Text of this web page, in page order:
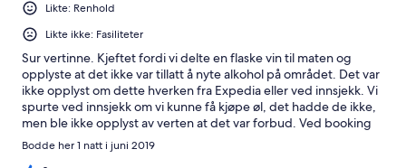
Likte: Renhold
Likte ikke: Fasiliteter
Sur vertinne. Kjeftet fordi vi delte en flaske vin til maten og
opplyste at det ikke var tillatt å nyte alkohol på området. Det var
ikke opplyst om dette hverken fra Expedia eller ved innsjekk. Vi
spurte ved innsjekk om vi kunne få kjøpe øl, det hadde de ikke,
men ble ikke opplyst av verten at det var forbud. Ved booking
på Expedia sto det frokost inkludert i pris, denne måtte vi betale
ekstra. Stedet ligger ute i huta heita uten mulighet til å kjøpe
Bodde her 1 natt i juni 2019